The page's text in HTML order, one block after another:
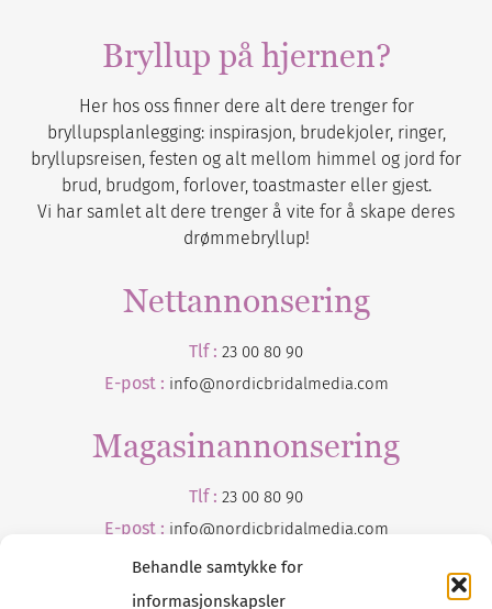
Behandle samtykke for
informasjonskapsler
Bryllup på hjernen?
Her hos oss finner dere alt dere trenger for
bryllupsplanlegging: inspirasjon, brudekjoler, ringer,
bryllupsreisen, festen og alt mellom himmel og jord for
brud, brudgom, forlover, toastmaster eller gjest.
Vi har samlet alt dere trenger å vite for å skape deres
drømmebryllup!
Nettannonsering
Tlf : 23 00 80 90
E-post : info@nordicbridalmedia.com
Magasinannonsering
Tlf : 23 00 80 90
E-post : info@nordicbridalmedia.com